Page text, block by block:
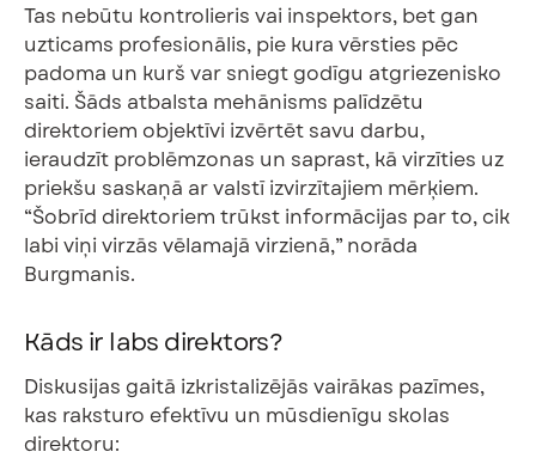
Tas nebūtu kontrolieris vai inspektors, bet gan
uzticams profesionālis, pie kura vērsties pēc
padoma un kurš var sniegt godīgu atgriezenisko
saiti. Šāds atbalsta mehānisms palīdzētu
direktoriem objektīvi izvērtēt savu darbu,
ieraudzīt problēmzonas un saprast, kā virzīties uz
priekšu saskaņā ar valstī izvirzītajiem mērķiem.
“Šobrīd direktoriem trūkst informācijas par to, cik
labi viņi virzās vēlamajā virzienā,” norāda
Burgmanis.
Kāds ir labs direktors?
Diskusijas gaitā izkristalizējās vairākas pazīmes,
kas raksturo efektīvu un mūsdienīgu skolas
direktoru: